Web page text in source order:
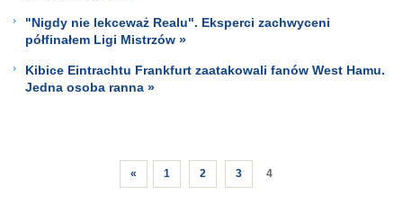
"Nigdy nie lekceważ Realu". Eksperci zachwyceni
półfinałem Ligi Mistrzów »
Kibice Eintrachtu Frankfurt zaatakowali fanów West Hamu.
Jedna osoba ranna »
« 1 2 3 4